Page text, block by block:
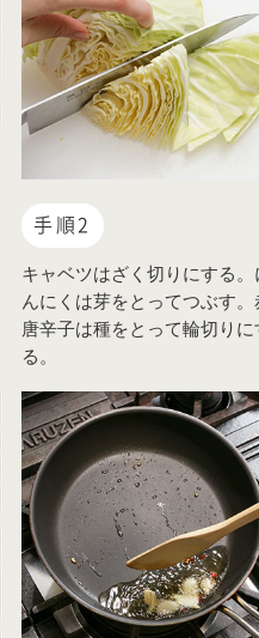
手順2
キャベツはざく切りにする。
んにくは芽をとってつぶす。
唐辛子は種をとって輪切りに
る。